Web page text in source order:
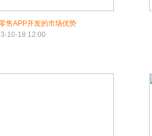
售APP开发的市场优势
10-18 12:00